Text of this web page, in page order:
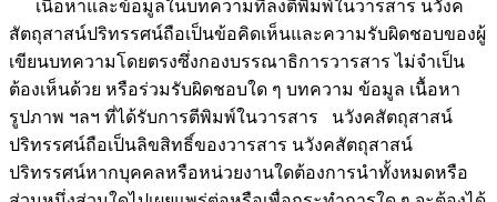
เนื้อหาและข้อมูลในบทความที่ลงตีพิมพ์ในวารสาร นวังค
สัตถุสาสน์ปริทรรศน์ถือเป็นข้อคิดเห็นและความรับผิดชอบของผู้
เขียนบทความโดยตรงซึ่งกองบรรณาธิการวารสาร ไม่จำเป็น
ต้องเห็นด้วย หรือร่วมรับผิดชอบใด ๆ บทความ ข้อมูล เนื้อหา
รูปภาพ ฯลฯ ที่ได้รับการตีพิมพ์ในวารสาร นวังคสัตถุสาสน์
ปริทรรศน์ถือเป็นลิขสิทธิ์ของวารสาร นวังคสัตถุสาสน์
ปริทรรศน์หากบุคคลหรือหน่วยงานใดต้องการนำทั้งหมดหรือ